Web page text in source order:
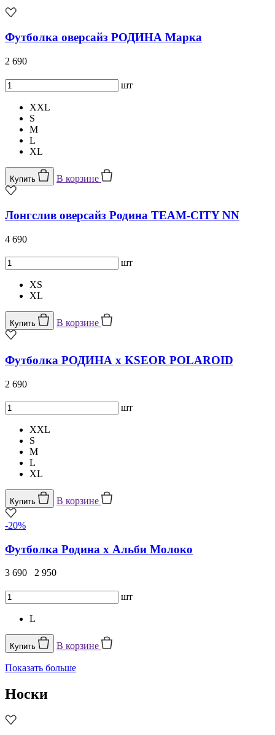
Футболка оверсайз РОДИНА Марка
2 690
шт
XXL
S
M
L
XL
Купить В корзине
Лонгслив оверсайз Родина TEAM-CITY NN
4 690
шт
XS
XL
Купить В корзине
Футболка РОДИНА x KSEOR POLAROID
2 690
шт
XXL
S
M
L
XL
Купить В корзине
-20%
Футболка Родина х Альби Молоко
3 690 2 950
шт
L
Купить В корзине
Показать больше
Носки